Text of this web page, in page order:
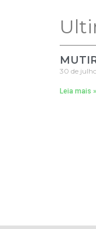
30 de
Leia mais »